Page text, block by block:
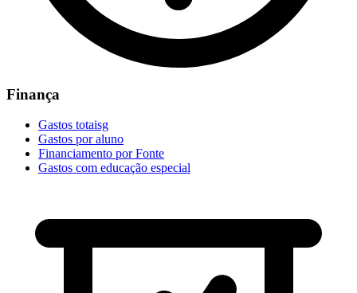
Finança
Gastos totaisg
Gastos por aluno
Financiamento por Fonte
Gastos com educação especial